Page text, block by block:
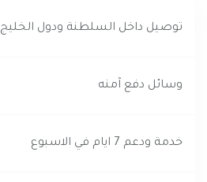
توصيل داخل السلطنة ودول الخليج
وسائل دفع آمنه
خدمة ودعم 7 ايام في الاسبوع